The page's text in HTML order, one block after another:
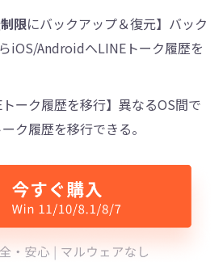
限にバックアップ＆復元】バック
iOS/AndroidへLINEトーク履歴を
ーク履歴を移行】異なるOS間で
ク履歴を移行できる。